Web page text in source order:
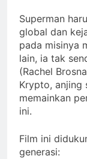
Superman
global dan
pada misinya
lain, ia tak
(Rachel
Krypto, anjing
memainkan
ini.
Film ini
generasi: